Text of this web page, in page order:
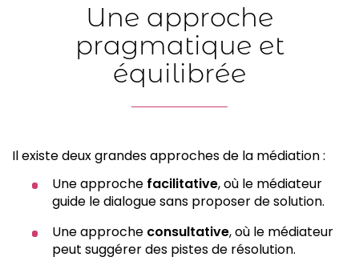
Une approche
pragmatique et
équilibrée
Il existe deux grandes approches de la médiation :
Une approche facilitative, où le médiateur
guide le dialogue sans proposer de solution.
Une approche consultative, où le médiateur
peut suggérer des pistes de résolution.